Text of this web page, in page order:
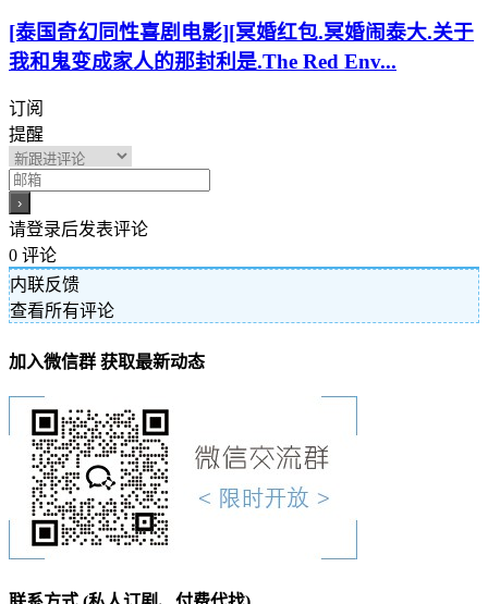
[泰国奇幻同性喜剧电影][冥婚红包.冥婚闹泰大.关于
我和鬼变成家人的那封利是.The Red Env...
订阅
提醒
请登录后发表评论
0 评论
内联反馈
查看所有评论
加入微信群 获取最新动态